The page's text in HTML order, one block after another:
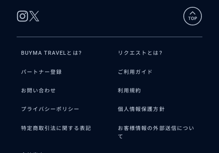
BUYMA TRAVELとは? リクエストとは?
パートナー登録 ご利用ガイド
お問い合わせ 利用規約
プライバシーポリシー 個人情報保護方針
特定商取引法に関する表記
お客様情報の外部送信につい
て